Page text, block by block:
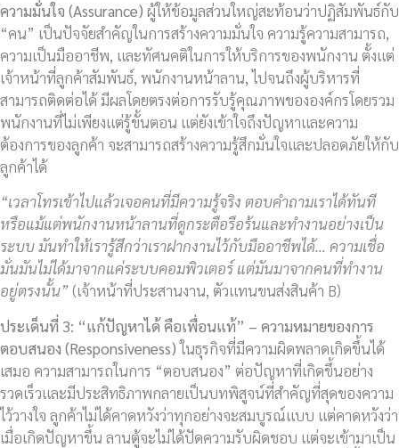
ความมั่นใจ (Assurance) ผู้ให้ข้อมูลส่วนใหญ่สะท้อนว่าปฏิสัมพันธ์กับ
“คน” เป็นปัจจัยสำคัญในการสร้างความมั่นใจ ความรู้ความสามารถ,
ความเป็นมืออาชีพ, และทัศนคติในการให้บริการของพนักงาน ตั้งแต่
เจ้าหน้าที่ลูกค้าสัมพันธ์, พนักงานหน้าลาน, ไปจนถึงผู้บริหารที่
สามารถติดต่อได้ มีผลโดยตรงต่อการรับรู้คุณภาพขององค์กรโดยรวม
พนักงานที่ไม่เพียงแต่รู้ขั้นตอน แต่ยังเข้าใจถึงปัญหาและความ
ต้องการของลูกค้า จะสามารถสร้างความรู้สึกมั่นใจและปลอดภัยให้กับ
ลูกค้าได้
“เวลาโทรเข้าไปแล้วเจอคนที่มีความรู้จริง ตอบคำถามเราได้ทันที
หรือแม้แต่พนักงานหน้าลานที่ดูกระตือรือร้นและทำงานอย่างเป็น
ระบบ มันทำให้เรารู้สึกว่าเราฝากงานไว้กับมืออาชีพได้… ความเชื่อ
มั่นมันไม่ได้มาจากแค่ระบบคอมพิวเตอร์ แต่มันมาจากคนที่ทำงาน
อยู่ตรงนั้น” (เจ้าหน้าที่ประสานงาน, ตัวแทนขนส่งสินค้า B)
ประเด็นที่ 3: “แก้ปัญหาได้ คือเพื่อนแท้” – ความหมายของการ
ตอบสนอง (Responsiveness)ในธุรกิจที่มีความผิดพลาดเกิดขึ้นได้
เสมอ ความสามารถในการ “ตอบสนอง” ต่อปัญหาที่เกิดขึ้นอย่าง
รวดเร็วและมีประสิทธิภาพกลายเป็นบทพิสูจน์ที่สำคัญที่สุดของความ
ไว้วางใจ ลูกค้าไม่ได้คาดหวังว่าทุกอย่างจะสมบูรณ์แบบ แต่คาดหวังว่า
เมื่อเกิดปัญหาขึ้น ลานตู้จะไม่ได้ปัดความรับผิดชอบ แต่จะเข้ามาเป็น